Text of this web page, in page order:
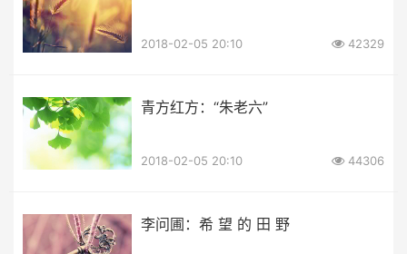
2018-02-05 20:10 42329
青方红方：“朱老六”
2018-02-05 20:10 44306
李问圃：希 望 的 田 野